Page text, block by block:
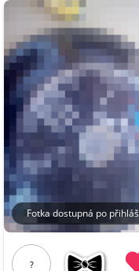
Fotka dostupná po
?